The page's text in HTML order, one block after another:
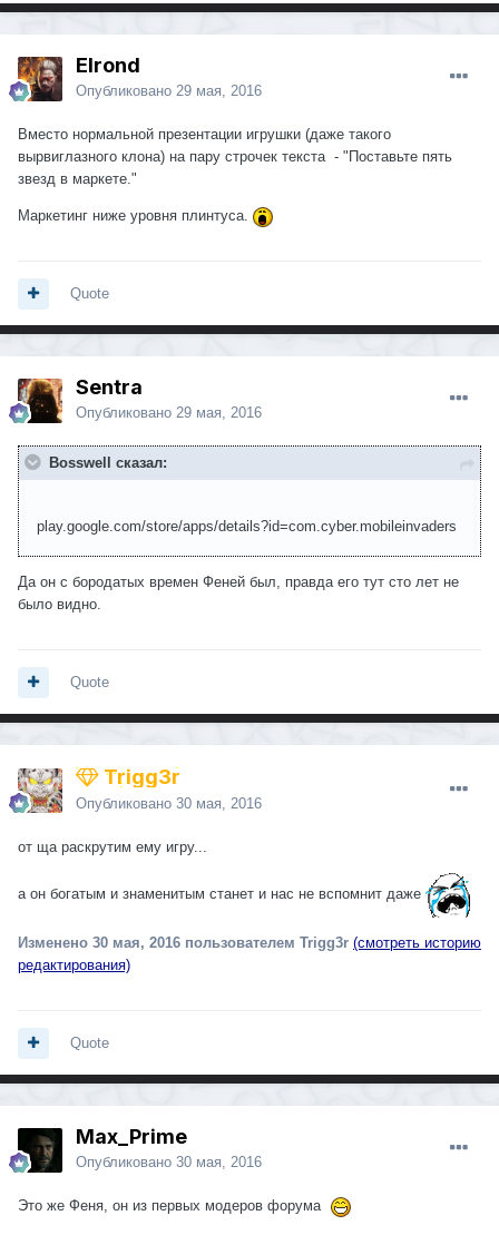
Elrond
Опубликовано 29 мая, 2016
Вместо нормальной презентации игрушки (даже такого
вырвиглазного клона) на пару строчек текста - "Поставьте пять
звезд в маркете."
Маркетинг ниже уровня плинтуса.
Quote
Sentra
Опубликовано 29 мая, 2016
Bosswell сказал:
play.google.com/store/apps/details?id=com.cyber.mobileinvaders
Да он с бородатых времен Феней был, правда его тут сто лет не
было видно.
Quote
Trigg3r
Опубликовано 30 мая, 2016
от ща раскрутим ему игру...
а он богатым и знаменитым станет и нас не вспомнит даже
Изменено 30 мая, 2016 пользователем Trigg3r (смотреть историю
редактирования)
Quote
Max_Prime
Опубликовано 30 мая, 2016
Это же Феня, он из первых модеров форума